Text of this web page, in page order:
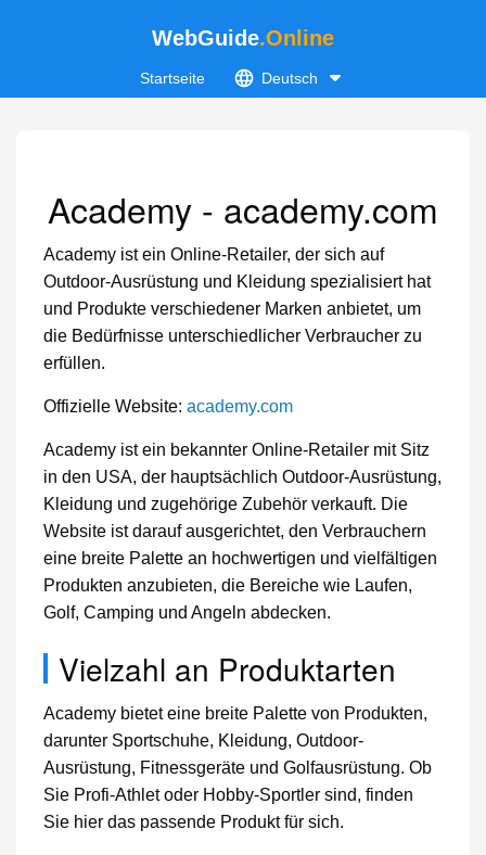
WebGuide.Online
Startseite Deutsch
Academy - academy.com
Academy ist ein Online-Retailer, der sich auf
Outdoor-Ausrüstung und Kleidung spezialisiert hat
und Produkte verschiedener Marken anbietet, um
die Bedürfnisse unterschiedlicher Verbraucher zu
erfüllen.
Offizielle Website: academy.com
Academy ist ein bekannter Online-Retailer mit Sitz
in den USA, der hauptsächlich Outdoor-Ausrüstung,
Kleidung und zugehörige Zubehör verkauft. Die
Website ist darauf ausgerichtet, den Verbrauchern
eine breite Palette an hochwertigen und vielfältigen
Produkten anzubieten, die Bereiche wie Laufen,
Golf, Camping und Angeln abdecken.
Vielzahl an Produktarten
Academy bietet eine breite Palette von Produkten,
darunter Sportschuhe, Kleidung, Outdoor-
Ausrüstung, Fitnessgeräte und Golfausrüstung. Ob
Sie Profi-Athlet oder Hobby-Sportler sind, finden
Sie hier das passende Produkt für sich.